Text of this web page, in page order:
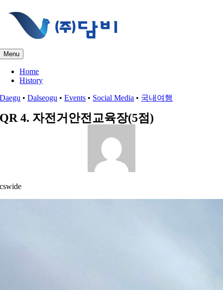
건
너
Menu
Home
History
Daegu •Dalseogu •Events • Social Media • 국내여행
QR 4. 자전거안전교육장(5점)
cswide